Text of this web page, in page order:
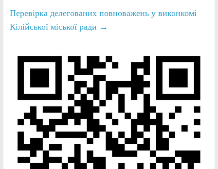
Перевірка делегованих повноважень у виконкомі
Кілійської міської ради →